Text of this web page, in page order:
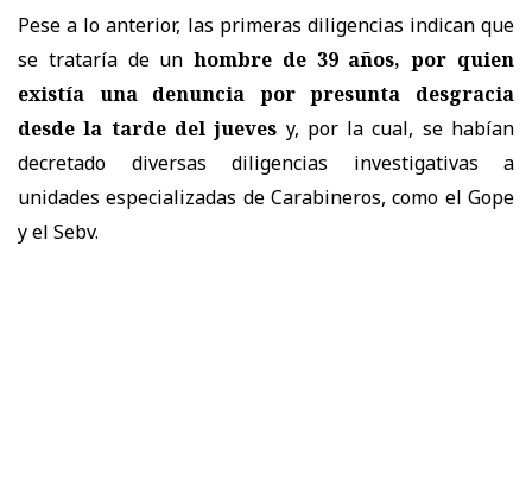
Pese a lo anterior, las primeras diligencias indican que
se trataría de unhombre de 39 años, por quien
existía una denuncia por presunta desgracia
desde la tarde del jueves y, por la cual, se habían
decretado diversas diligencias investigativas a
unidades especializadas de Carabineros, como el Gope
y el Sebv.